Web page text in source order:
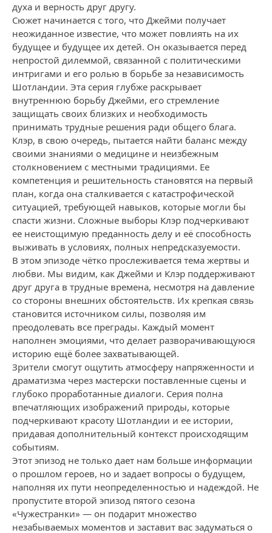
духа и верность друг другу.
Сюжет начинается с того, что Джейми получает
неожиданное известие, что может повлиять на их
будущее и будущее их детей. Он оказывается перед
непростой дилеммой, связанной с политическими
интригами и его ролью в борьбе за независимость
Шотландии. Эта серия глубже раскрывает
внутреннюю борьбу Джейми, его стремление
защищать своих близких и необходимость
принимать трудные решения ради общего блага.
Клэр, в свою очередь, пытается найти баланс между
своими знаниями о медицине и неизбежным
столкновением с местными традициями. Ее
компетенция и решительность становятся на первый
план, когда она сталкивается с катастрофической
ситуацией, требующей навыков, которые могли бы
спасти жизни. Сложные выборы Клэр подчеркивают
ее неистощимую преданность делу и её способность
выживать в условиях, полных непредсказуемости.
В этом эпизоде чётко прослеживается тема жертвы и
любви. Мы видим, как Джейми и Клэр поддерживают
друг друга в трудные времена, несмотря на давление
со стороны внешних обстоятельств. Их крепкая связь
становится источником силы, позволяя им
преодолевать все преграды. Каждый момент
наполнен эмоциями, что делает разворачивающуюся
историю ещё более захватывающей.
Зрители смогут ощутить атмосферу напряженности и
драматизма через мастерски поставленные сцены и
глубоко проработанные диалоги. Серия полна
впечатляющих изображений природы, которые
подчеркивают красоту Шотландии и ее истории,
придавая дополнительный контекст происходящим
событиям.
Этот эпизод не только дает нам больше информации
о прошлом героев, но и задает вопросы о будущем,
наполняя их пути неопределенностью и надеждой. Не
пропустите второй эпизод пятого сезона
«Чужестранки» — он подарит множество
незабываемых моментов и заставит вас задуматься о